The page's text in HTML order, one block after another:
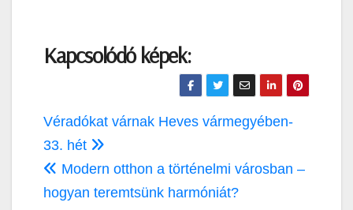
Kapcsolódó képek:
Bejegyzés
navigáció
Véradókat várnak Heves vármegyében-
33. hét
Modern otthon a történelmi városban –
hogyan teremtsünk harmóniát?